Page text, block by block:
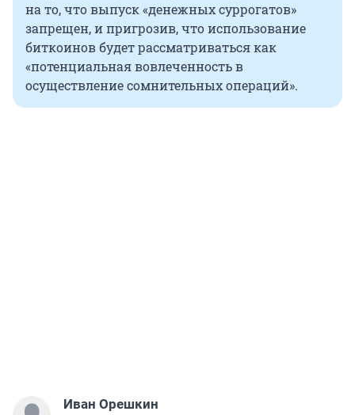
на то, что выпуск «денежных суррогатов»
запрещен, и пригрозив, что использование
биткоинов будет рассматриваться как
«потенциальная вовлеченность в
осуществление сомнительных операций».
Иван Орешкин